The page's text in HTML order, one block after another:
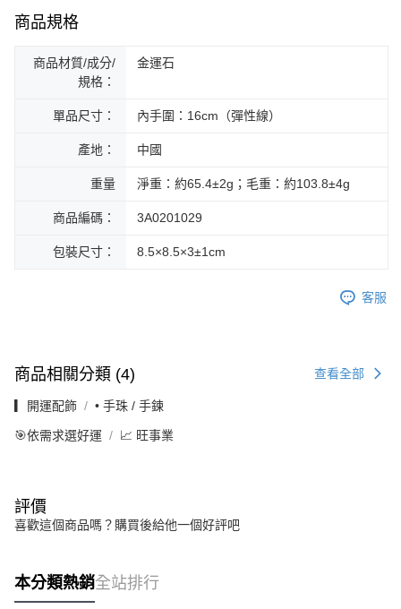
商品規格
商品材質/成分/
規格：
金運石
單品尺寸： 內手圍：16cm（彈性線）
產地： 中國
重量 淨重：約65.4±2g；毛重：約103.8±4g
商品編碼： 3A0201029
包裝尺寸： 8.5×8.5×3±1cm
客服
商品相關分類 (4) 查看全部
▎開運配飾 • 手珠 / 手鍊
🎯依需求選好運 📈 旺事業
評價
喜歡這個商品嗎？購買後給他一個好評吧
本分類熱銷全站排行